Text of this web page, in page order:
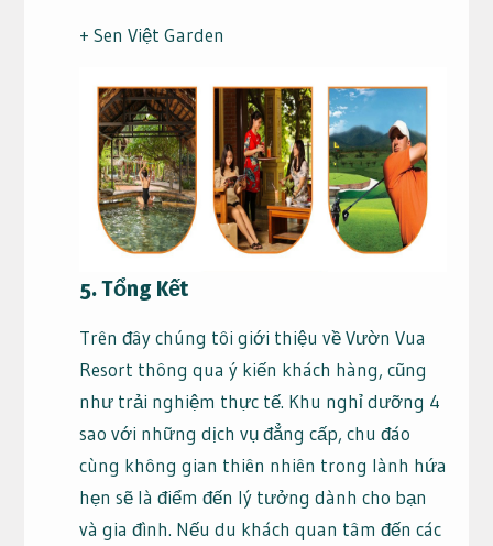
+ Sen Việt Garden
5. Tổng Kết
Trên đây chúng tôi giới thiệu về Vườn Vua
Resort thông qua ý kiến khách hàng, cũng
như trải nghiệm thực tế. Khu nghỉ dưỡng 4
sao với những dịch vụ đẳng cấp, chu đáo
cùng không gian thiên nhiên trong lành hứa
hẹn sẽ là điểm đến lý tưởng dành cho bạn
và gia đình. Nếu du khách quan tâm đến các